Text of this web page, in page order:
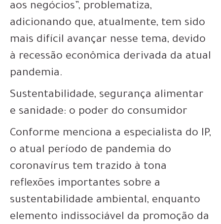
aos negócios”, problematiza,
adicionando que, atualmente, tem sido
mais difícil avançar nesse tema, devido
à recessão econômica derivada da atual
pandemia.
Sustentabilidade, segurança alimentar
e sanidade: o poder do consumidor
Conforme menciona a especialista do IP,
o atual período de pandemia do
coronavírus tem trazido à tona
reflexões importantes sobre a
sustentabilidade ambiental, enquanto
elemento indissociável da promoção da